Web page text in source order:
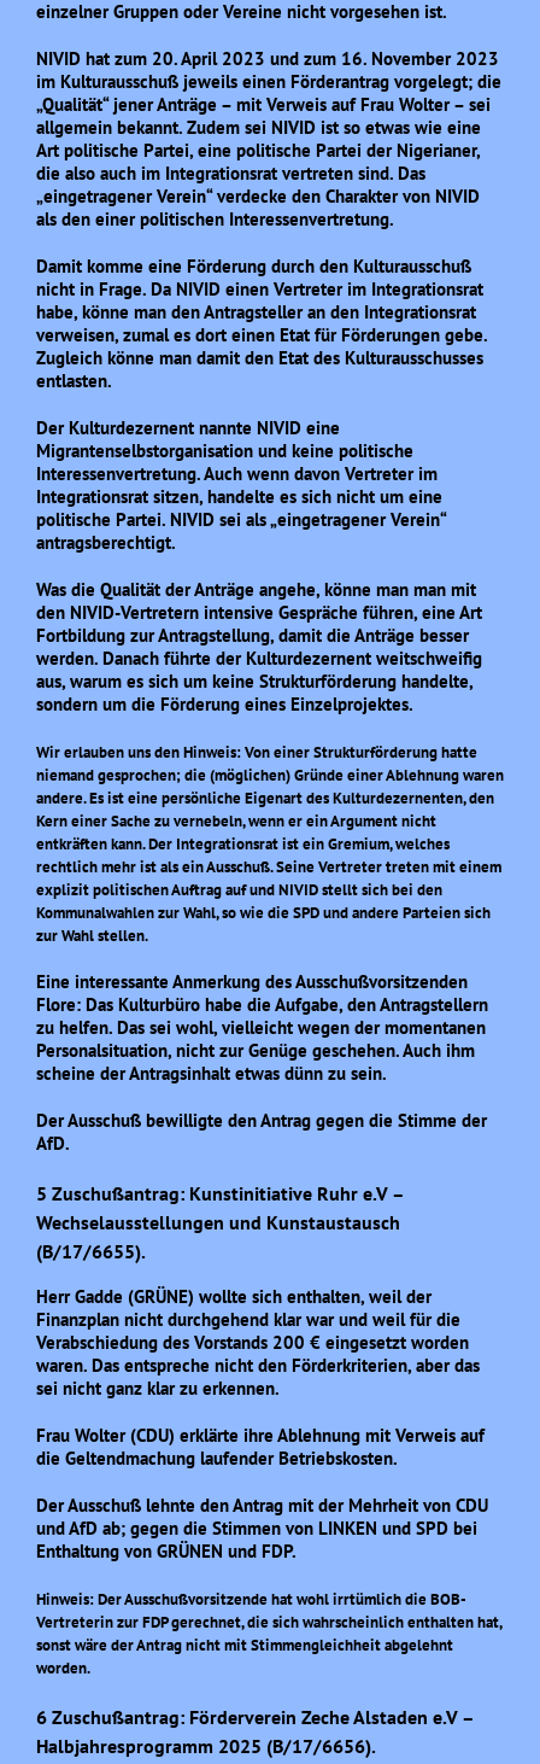
einzelner Gruppen oder Vereine nicht vorgesehen ist.
NIVID hat zum 20. April 2023 und zum 16. November 2023
im Kulturausschuß jeweils einen Förderantrag vorgelegt; die
„Qualität“ jener Anträge – mit Verweis auf Frau Wolter – sei
allgemein bekannt. Zudem sei NIVID ist so etwas wie eine
Art politische Partei, eine politische Partei der Nigerianer,
die also auch im Integrationsrat vertreten sind. Das
„eingetragener Verein“ verdecke den Charakter von NIVID
als den einer politischen Interessenvertretung.
Damit komme eine Förderung durch den Kulturausschuß
nicht in Frage. Da NIVID einen Vertreter im Integrationsrat
habe, könne man den Antragsteller an den Integrationsrat
verweisen, zumal es dort einen Etat für Förderungen gebe.
Zugleich könne man damit den Etat des Kulturausschusses
entlasten.
Der Kulturdezernent nannte NIVID eine
Migrantenselbstorganisation und keine politische
Interessenvertretung. Auch wenn davon Vertreter im
Integrationsrat sitzen, handelte es sich nicht um eine
politische Partei. NIVID sei als „eingetragener Verein“
antragsberechtigt.
Was die Qualität der Anträge angehe, könne man man mit
den NIVID-Vertretern intensive Gespräche führen, eine Art
Fortbildung zur Antragstellung, damit die Anträge besser
werden. Danach führte der Kulturdezernent weitschweifig
aus, warum es sich um keine Strukturförderung handelte,
sondern um die Förderung eines Einzelprojektes.
Wir erlauben uns den Hinweis: Von einer Strukturförderung hatte
niemand gesprochen; die (möglichen) Gründe einer Ablehnung waren
andere. Es ist eine persönliche Eigenart des Kulturdezernenten, den
Kern einer Sache zu vernebeln, wenn er ein Argument nicht
entkräften kann. Der Integrationsrat ist ein Gremium, welches
rechtlich mehr ist als ein Ausschuß. Seine Vertreter treten mit einem
explizit politischen Auftrag auf und NIVID stellt sich bei den
Kommunalwahlen zur Wahl, so wie die SPD und andere Parteien sich
zur Wahl stellen.
Eine interessante Anmerkung des Ausschußvorsitzenden
Flore: Das Kulturbüro habe die Aufgabe, den Antragstellern
zu helfen. Das sei wohl, vielleicht wegen der momentanen
Personalsituation, nicht zur Genüge geschehen. Auch ihm
scheine der Antragsinhalt etwas dünn zu sein.
Der Ausschuß bewilligte den Antrag gegen die Stimme der
AfD.
5 Zuschußantrag: Kunstinitiative Ruhr e.V –
Wechselausstellungen und Kunstaustausch
(B/17/6655).
Herr Gadde (GRÜNE) wollte sich enthalten, weil der
Finanzplan nicht durchgehend klar war und weil für die
Verabschiedung des Vorstands 200 € eingesetzt worden
waren. Das entspreche nicht den Förderkriterien, aber das
sei nicht ganz klar zu erkennen.
Frau Wolter (CDU) erklärte ihre Ablehnung mit Verweis auf
die Geltendmachung laufender Betriebskosten.
Der Ausschuß lehnte den Antrag mit der Mehrheit von CDU
und AfD ab; gegen die Stimmen von LINKEN und SPD bei
Enthaltung von GRÜNEN und FDP.
Hinweis: Der Ausschußvorsitzende hat wohl irrtümlich die BOB-
Vertreterin zur FDP gerechnet, die sich wahrscheinlich enthalten hat,
sonst wäre der Antrag nicht mit Stimmengleichheit abgelehnt
worden.
6 Zuschußantrag: Förderverein Zeche Alstaden e.V –
Halbjahresprogramm 2025 (B/17/6656).